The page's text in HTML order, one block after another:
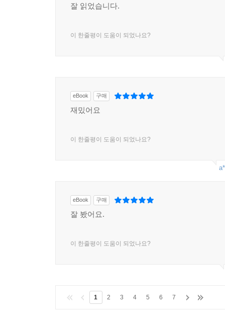
잘 읽었습니다.
이 한줄평이 도움이 되었나요?
eBook 구매
재밌어요
이 한줄평이 도움이 되었나요?
eBook 구매
잘 봤어요.
이 한줄평이 도움이 되었나요?
1 2 3 4 5 6 7